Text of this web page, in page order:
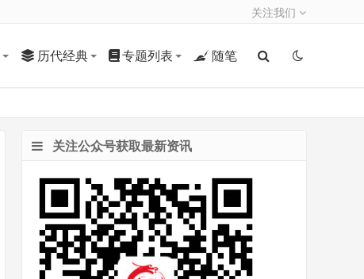
关注我们
历代经典 专题列表 随笔
关注公众号获取最新资讯